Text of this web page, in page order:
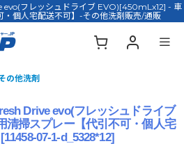
evo(フレッシュドライブ EVO)[450mLx12] - 車
・個人宅配送不可】-その他洗剤販売/通販
の他洗剤
Drive evo(フレッシュドライブ
清掃スプレー【代引不可・個人宅
[11458-07-1-d_5328*12]